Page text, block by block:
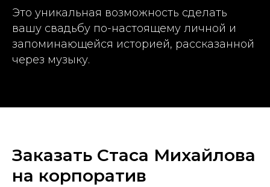
Это уникальная возможность сделать
вашу свадьбу по-настоящему личной и
запоминающейся историей, рассказанной
через музыку.
Заказать Стаса Михайлова
на корпоратив